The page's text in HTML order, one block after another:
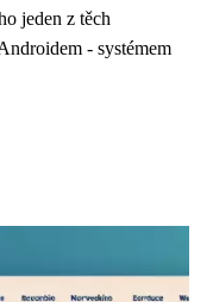
jeden z těch
- systémem